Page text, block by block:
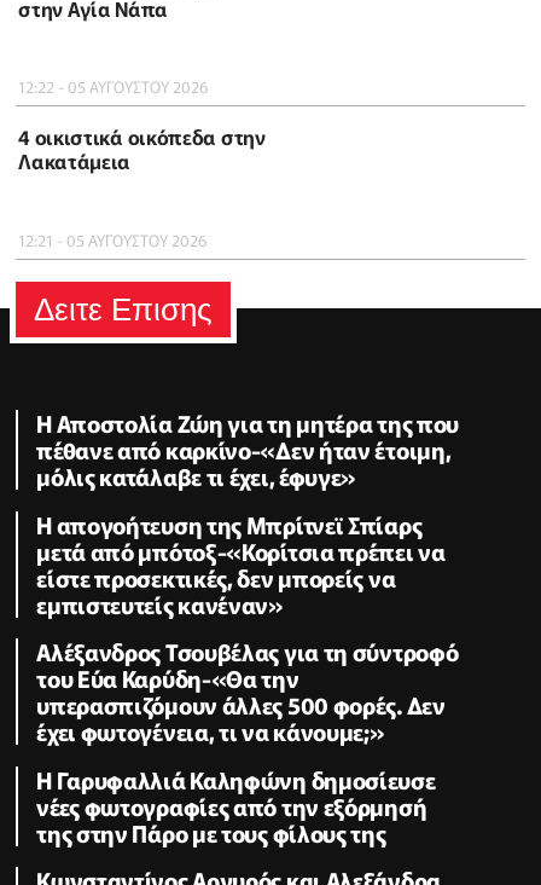
3 τουριστικά χωράφια
4 οικιστικά οικόπεδα στην
Δειτε Επισης
Η Αποστολία Ζώη για τη μητέρα της που
πέθανε από καρκίνο-«Δεν ήταν έτοιμη,
μόλις κατάλαβε τι έχει, έφυγε»
Η απογοήτευση της Μπρίτνεϊ Σπίαρς
μετά από μπότοξ-«Κορίτσια πρέπει να
είστε προσεκτικές, δεν μπορείς να
εμπιστευτείς κανέναν»
Αλέξανδρος Τσουβέλας για τη σύντροφό
του Εύα Καρύδη-«Θα την
υπερασπιζόμουν άλλες 500 φορές. Δεν
έχει φωτογένεια, τι να κάνουμε;»
Η Γαρυφαλλιά Καληφώνη δημοσίευσε
νέες φωτογραφίες από την εξόρμησή
της στην Πάρο με τους φίλους της